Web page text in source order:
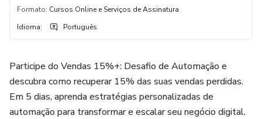
Formato: Cursos Online e Serviços de Assinatura
Idioma: Português
Participe do Vendas 15%+: Desafio de Automação e
descubra como recuperar 15% das suas vendas perdidas.
Em 5 dias, aprenda estratégias personalizadas de
automação para transformar e escalar seu negócio digital.